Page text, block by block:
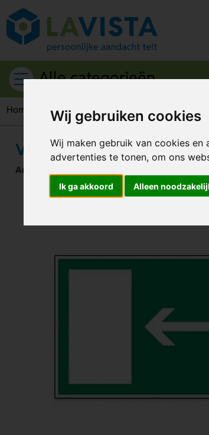
Wij gebruiken cookies
Wij maken gebruik van cookies
advertenties te tonen, om ons
Ik ga akkoord Alleen
Alle categorieën
Home Evacuatie Pictogrammen
Vluchtrouteaanduiding
Artikelnummer: